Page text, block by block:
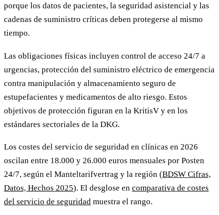
porque los datos de pacientes, la seguridad asistencial y las
cadenas de suministro críticas deben protegerse al mismo
tiempo.
Las obligaciones físicas incluyen control de acceso 24/7 a
urgencias, protección del suministro eléctrico de emergencia
contra manipulación y almacenamiento seguro de
estupefacientes y medicamentos de alto riesgo. Estos
objetivos de protección figuran en la KritisV y en los
estándares sectoriales de la DKG.
Los costes del servicio de seguridad en clínicas en 2026
oscilan entre 18.000 y 26.000 euros mensuales por Posten
24/7, según el Manteltarifvertrag y la región (BDSW Cifras,
Datos, Hechos 2025). El desglose en comparativa de costes
del servicio de seguridad muestra el rango.